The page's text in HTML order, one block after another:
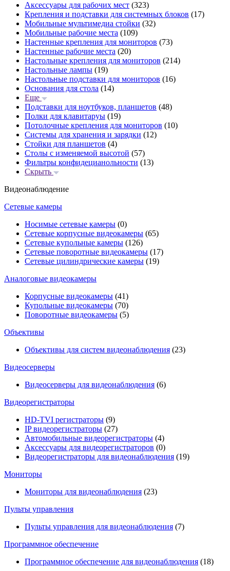
Аксессуары для рабочих мест (323)
Крепления и подставки для системных блоков (17)
Мобильные мультимедиа стойки (32)
Мобильные рабочие места (109)
Настенные крепления для мониторов (73)
Настенные рабочие места (20)
Настольные крепления для мониторов (214)
Настольные лампы (19)
Настольные подставки для мониторов (16)
Основания для стола (14)
Еще
Подставки для ноутбуков, планшетов (48)
Полки для клавитаруы (19)
Потолочные крепления для мониторов (10)
Системы для хранения и зарядки (12)
Стойки для планшетов (4)
Столы с изменяемой высотой (57)
Фильтры конфидецианольности (13)
Скрыть
Видеонаблюдение
Сетевые камеры
Носимые сетевые камеры (0)
Сетевые корпусные видеокамеры (65)
Сетевые купольные камеры (126)
Сетевые поворотные видеокамеры (17)
Сетевые цилиндрические камеры (19)
Аналоговые видеокамеры
Корпусные видеокамеры (41)
Купольные видеокамеры (70)
Поворотные видеокамеры (5)
Объективы
Объективы для систем видеонаблюдения (23)
Видеосерверы
Видеосерверы для видеонаблюдения (6)
Видеорегистраторы
HD-TVI регистраторы (9)
IP видеорегистраторы (27)
Автомобильные видеорегистраторы (4)
Аксессуары для видеорегистраторов (0)
Видеорегистраторы для видеонаблюдения (19)
Мониторы
Мониторы для видеонаблюдения (23)
Пульты управления
Пульты управления для видеонаблюдения (7)
Программное обеспечение
Программное обеспечение для видеонаблюдения (18)